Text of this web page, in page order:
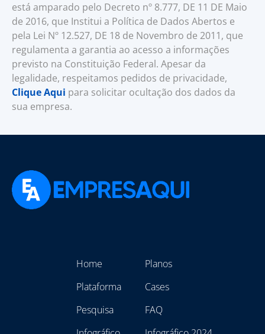
está amparado pelo Decreto nº 8.777, DE 11 DE Maio
de 2016, que Institui a Política de Dados Abertos e
pela Lei Nº 12.527, DE 18 de Novembro de 2011, que
regulamenta a garantia ao acesso a informações
previsto na Constituição Federal. Apesar da
legalidade, respeitamos pedidos de privacidade,
Clique Aqui para solicitar ocultação dos dados da
sua empresa.
Home
Plataforma
Pesquisa
Planos
Cases
FAQ